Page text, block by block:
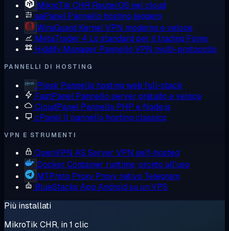
MikroTik CHR RouterOS nel cloud
aaPanel Pannello hosting leggero
WireGuard Kernel VPN moderno e veloce
MetaTrader 4 Lo standard per il trading Forex
Hiddify Manager Pannello VPN multi-protocollo
PANNELLI DI HOSTING
Plesk Pannello hosting web full-stack
FastPanel Pannello server gratuito e veloce
CloudPanel Pannello PHP e Node.js
cPanel Il pannello hosting classico
VPN E STRUMENTI
OpenVPN AS Server VPN self-hosted
Docker Container runtime, pronto all'uso
MTProto Proxy Proxy nativo Telegram
BlueStacks App Android su un VPS
Più installati
MikroTik CHR, in 1 clic